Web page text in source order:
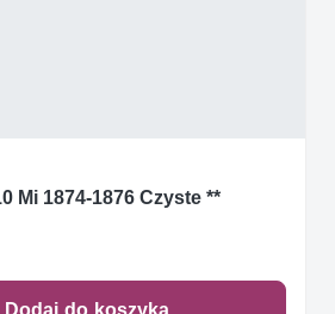
Mi 1874-1876 Czyste **
Dodaj do koszyka